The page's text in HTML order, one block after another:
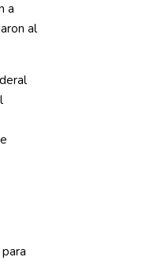
a
al